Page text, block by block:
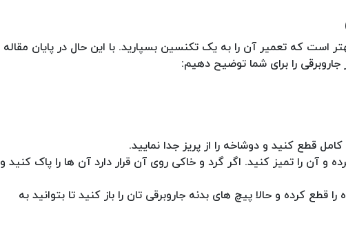
که تعمیر آن را به یک تکنسین بسپارید. با این حال در پایان مقاله
را برای شما توضیح دهیم:
قطع کنید و دوشاخه را از پریز جدا نمایید.
و آن را تمیز کنید. اگر گرد و خاکی روی آن قرار دارد آن ها را پاک کنید و
کرده و حالا پیچ های بدنه جاروبرقی تان را باز کنید تا بتوانید به